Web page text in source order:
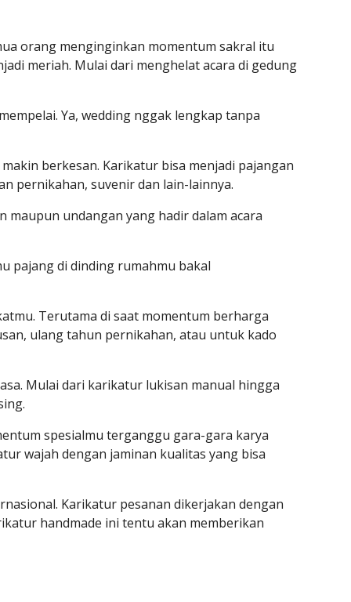
orang menginginkan momentum sakral itu
meriah. Mulai dari menghelat acara di gedung
Ya, wedding nggak lengkap tanpa
berkesan. Karikatur bisa menjadi pajangan
pernikahan, suvenir dan lain-lainnya.
undangan yang hadir dalam acara
pajang di dinding rumahmu bakal
Terutama di saat momentum berharga
ulang tahun pernikahan, atau untuk kado
Mulai dari karikatur lukisan manual hingga
spesialmu terganggu gara-gara karya
wajah dengan jaminan kualitas yang bisa
Karikatur pesanan dikerjakan dengan
handmade ini tentu akan memberikan